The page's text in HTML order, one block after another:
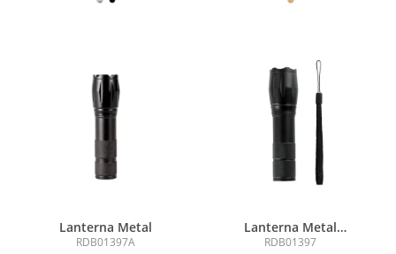
Lanterna Metal
RDB01397A
Lanterna Metal
Recarregável
RDB01397